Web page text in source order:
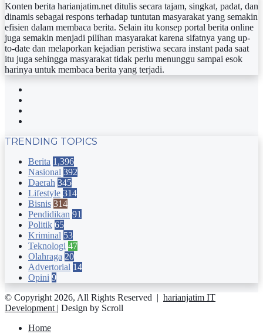
Konten berita harianjatim.net ditulis secara tajam, singkat, padat, dan
dinamis sebagai respons terhadap tuntutan masyarakat yang semakin
efisien dalam membaca berita. Selain itu konsep portal berita online
juga semakin menjadi pilihan masyarakat karena sifatnya yang up-
to-date dan melaporkan kejadian peristiwa secara instant pada saat
itu juga sehingga masyarakat tidak perlu menunggu sampai esok
harinya untuk membaca berita yang terjadi.
TRENDING TOPICS
Berita 1,396
Nasional 392
Daerah 345
Lifestyle 314
Bisnis 314
Pendidikan 91
Politik 65
Kriminal 53
Teknologi 47
Olahraga 20
Advertorial 14
Opini 9
© Copyright 2026, All Rights Reserved | harianjatim IT
Development | Design by Scroll
Home